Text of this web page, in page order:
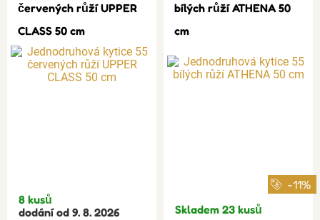
červených růží UPPER
CLASS 50 cm
8 kusů
dodání od 9. 8. 2026
bílých růží ATHENA 50
cm
-11%
Skladem 23 kusů